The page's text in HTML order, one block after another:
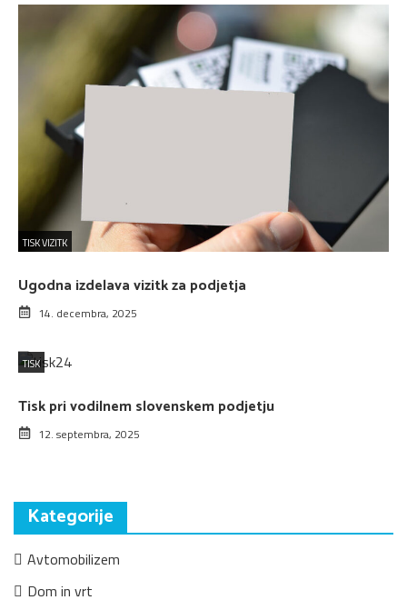
TISK VIZITK
Ugodna izdelava vizitk za podjetja
14. decembra, 2025
TISK
Tisk pri vodilnem slovenskem podjetju
12. septembra, 2025
Kategorije
Avtomobilizem
Dom in vrt